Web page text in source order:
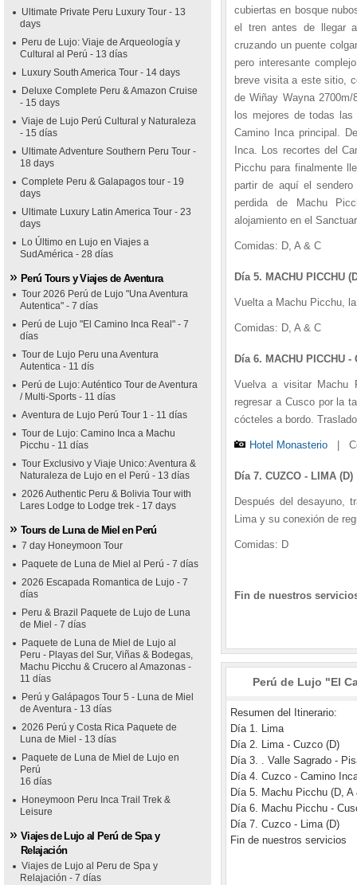
Ultimate Private Peru Luxury Tour - 13
days
Peru de Lujo: Viaje de Arqueología y
Cultural al Perú - 13 días
Luxury South America Tour - 14 days
Deluxe Complete Peru & Amazon Cruise
- 15 days
Viaje de Lujo Perú Cultural y Naturaleza
- 15 días
Ultimate Adventure Southern Peru Tour -
18 days
Complete Peru & Galapagos tour - 19
days
Ultimate Luxury Latin America Tour - 23
days
Lo Último en Lujo en Viajes a
SudAmérica - 28 días
Perú Tours y Viajes de Aventura
Tour 2026 Perú de Lujo "Una Aventura
Autentica" - 7 días
Perú de Lujo "El Camino Inca Real" - 7
días
Tour de Lujo Peru una Aventura
Autentica - 11 dís
Perú de Lujo: Auténtico Tour de Aventura
/ Multi-Sports - 11 días
Aventura de Lujo Perú Tour 1 - 11 días
Tour de Lujo: Camino Inca a Machu
Picchu - 11 días
Tour Exclusivo y Viaje Unico: Aventura &
Naturaleza de Lujo en el Perú - 13 días
2026 Authentic Peru & Bolivia Tour with
Lares Lodge to Lodge trek - 17 days
Tours de Luna de Miel en Perú
7 day Honeymoon Tour
Paquete de Luna de Miel al Perú - 7 días
2026 Escapada Romantica de Lujo - 7
días
Peru & Brazil Paquete de Lujo de Luna
de Miel - 7 días
Paquete de Luna de Miel de Lujo al
Peru - Playas del Sur, Viñas & Bodegas,
Machu Picchu & Crucero al Amazonas -
11 días
Perú y Galápagos Tour 5 - Luna de Miel
de Aventura - 13 días
2026 Perú y Costa Rica Paquete de
Luna de Miel - 13 días
Paquete de Luna de Miel de Lujo en
Perú
16 días
Honeymoon Peru Inca Trail Trek &
Leisure
Viajes de Lujo al Perú de Spa y
Relajación
Viajes de Lujo al Peru de Spa y
Relajación - 7 días
cubiertas en bosque
el tren antes de llegar a
cruzando un puente
pero interesante
breve visita a este sitio,
de Wiñay Wayna
los mejores de todas
Camino Inca principal.
Inca. Los recortes del
Picchu para finalmente
partir de aquí el
perdida de Machu
alojamiento en el
Comidas: D, A & C
Día 5. MACHU PICCHU
Vuelta a Machu Picchu,
Comidas: D, A & C
Día 6. MACHU PICCHU -
Vuelva a visitar Machu
regresar a Cusco por la
cócteles a bordo.
Hotel Monasterio
Día 7. CUZCO - LIMA (D)
Después del desayuno,
Lima y su conexión de
Comidas: D
Fin de nuestros
Perú de Lujo "El
Resumen del Itinerario:
Día 1. Lima
Día 2. Lima - Cuzco (D)
Día 3. . Valle Sagrado -
Día 4. Cuzco - Camino
Día 5. Machu Picchu (D, A
Día 6. Machu Picchu -
Día 7. Cuzco - Lima (D)
Fin de nuestros servicios